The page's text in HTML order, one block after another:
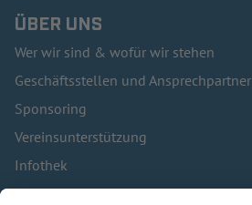
ÜBER UNS
Wer wir sind & wofür wir stehen
Geschäftsstellen und Ansprechpartner
Sponsoring
Vereinsunterstützung
Infothek
Kontakt